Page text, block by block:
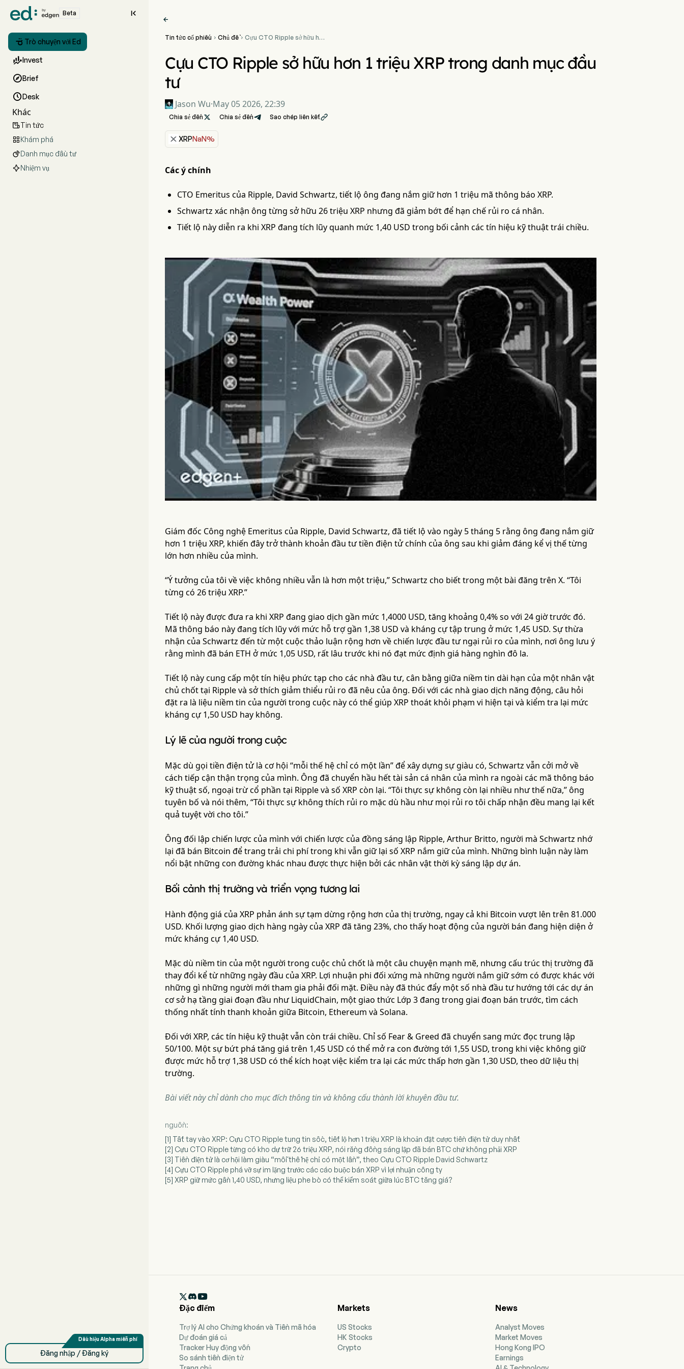
Beta 
 Trò chuyện với Ed
Invest
Brief
Desk
Khác
Tin tức
Khám phá
Danh mục đầu tư
Nhiệm vụ
Đăng nhập / Đăng ký

Tin tức cổ phiếu  Chủ đề Cựu CTO Ripple sở hữu hơn
Cựu CTO Ripple sở hữu hơn 1 triệu XRP trong danh mục đầu
tư
Jason Wu·May 05 2026, 22:39
Chia sẻ đến  Chia sẻ đến Sao chép liên kết
XRPNaN%
Các ý chính
CTO Emeritus của Ripple, David Schwartz, tiết lộ ông đang nắm giữ hơn 1 triệu mã thông báo XRP.
Schwartz xác nhận ông từng sở hữu 26 triệu XRP nhưng đã giảm bớt để hạn chế rủi ro cá nhân.
Tiết lộ này diễn ra khi XRP đang tích lũy quanh mức 1,40 USD trong bối cảnh các tín hiệu kỹ thuật trái chiều.
Giám đốc Công nghệ Emeritus của Ripple, David Schwartz, đã tiết lộ vào ngày 5 tháng 5 rằng ông đang nắm giữ
hơn 1 triệu XRP, khiến đây trở thành khoản đầu tư tiền điện tử chính của ông sau khi giảm đáng kể vị thế từng
lớn hơn nhiều của mình.
“Ý tưởng của tôi về việc không nhiều vẫn là hơn một triệu,” Schwartz cho biết trong một bài đăng trên X. “Tôi
từng có 26 triệu XRP.”
Tiết lộ này được đưa ra khi XRP đang giao dịch gần mức 1,4000 USD, tăng khoảng 0,4% so với 24 giờ trước đó.
Mã thông báo này đang tích lũy với mức hỗ trợ gần 1,38 USD và kháng cự tập trung ở mức 1,45 USD. Sự thừa
nhận của Schwartz đến từ một cuộc thảo luận rộng hơn về chiến lược đầu tư ngại rủi ro của mình, nơi ông lưu ý
rằng mình đã bán ETH ở mức 1,05 USD, rất lâu trước khi nó đạt mức định giá hàng nghìn đô la.
Tiết lộ này cung cấp một tín hiệu phức tạp cho các nhà đầu tư, cân bằng giữa niềm tin dài hạn của một nhân vật
chủ chốt tại Ripple và sở thích giảm thiểu rủi ro đã nêu của ông. Đối với các nhà giao dịch năng động, câu hỏi
đặt ra là liệu niềm tin của người trong cuộc này có thể giúp XRP thoát khỏi phạm vi hiện tại và kiểm tra lại mức
kháng cự 1,50 USD hay không.
Lý lẽ của người trong cuộc
Mặc dù gọi tiền điện tử là cơ hội “mỗi thế hệ chỉ có một lần” để xây dựng sự giàu có, Schwartz vẫn cởi mở về
cách tiếp cận thận trọng của mình. Ông đã chuyển hầu hết tài sản cá nhân của mình ra ngoài các mã thông báo
kỹ thuật số, ngoại trừ cổ phần tại Ripple và số XRP còn lại. “Tôi thực sự không còn lại nhiều như thế nữa,” ông
tuyên bố và nói thêm, “Tôi thực sự không thích rủi ro mặc dù hầu như mọi rủi ro tôi chấp nhận đều mang lại kết
quả tuyệt vời cho tôi.”
Ông đối lập chiến lược của mình với chiến lược của đồng sáng lập Ripple, Arthur Britto, người mà Schwartz nhớ
lại đã bán Bitcoin để trang trải chi phí trong khi vẫn giữ lại số XRP nắm giữ của mình. Những bình luận này làm
nổi bật những con đường khác nhau được thực hiện bởi các nhân vật thời kỳ sáng lập dự án.
Bối cảnh thị trường và triển vọng tương lai
Hành động giá của XRP phản ánh sự tạm dừng rộng hơn của thị trường, ngay cả khi Bitcoin vượt lên trên 81.000
USD. Khối lượng giao dịch hàng ngày của XRP đã tăng 23%, cho thấy hoạt động của người bán đang hiện diện ở
mức kháng cự 1,40 USD.
Mặc dù niềm tin của một người trong cuộc chủ chốt là một câu chuyện mạnh mẽ, nhưng cấu trúc thị trường đã
thay đổi kể từ những ngày đầu của XRP. Lợi nhuận phi đối xứng mà những người nắm giữ sớm có được khác với
những gì những người mới tham gia phải đối mặt. Điều này đã thúc đẩy một số nhà đầu tư hướng tới các dự án
cơ sở hạ tầng giai đoạn đầu như LiquidChain, một giao thức Lớp 3 đang trong giai đoạn bán trước, tìm cách
thống nhất tính thanh khoản giữa Bitcoin, Ethereum và Solana.
Đối với XRP, các tín hiệu kỹ thuật vẫn còn trái chiều. Chỉ số Fear & Greed đã chuyển sang mức đọc trung lập
50/100. Một sự bứt phá tăng giá trên 1,45 USD có thể mở ra con đường tới 1,55 USD, trong khi việc không giữ
được mức hỗ trợ 1,38 USD có thể kích hoạt việc kiểm tra lại các mức thấp hơn gần 1,30 USD, theo dữ liệu thị
trường.
Bài viết này chỉ dành cho mục đích thông tin và không cấu thành lời khuyên đầu tư.
nguồn:
[1] Tất tay vào XRP: Cựu CTO Ripple tung tin sốc, tiết lộ hơn 1 triệu XRP là khoản đặt cược tiền điện tử duy nhất
[2] Cựu CTO Ripple từng có kho dự trữ 26 triệu XRP, nói rằng đồng sáng lập đã bán BTC chứ không phải XRP
[3] Tiền điện tử là cơ hội làm giàu “mỗi thế hệ chỉ có một lần”, theo Cựu CTO Ripple David Schwartz
[4] Cựu CTO Ripple phá vỡ sự im lặng trước các cáo buộc bán XRP vì lợi nhuận công ty
[5] XRP giữ mức gần 1,40 USD, nhưng liệu phe bò có thể kiểm soát giữa lúc BTC tăng giá?

Đặc điểm
Trợ lý AI cho Chứng khoán và Tiền mã hóa
Dự đoán giá cả
Tracker Huy động vốn
So sánh tiền điện tử
Markets
US Stocks
HK Stocks
Crypto
News
Analyst Moves
Market Moves
Hong Kong IPO
Earnings